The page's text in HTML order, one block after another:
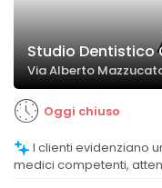
Studio Dentistico
Via Alberto
Oggi chiuso
medici competenti,